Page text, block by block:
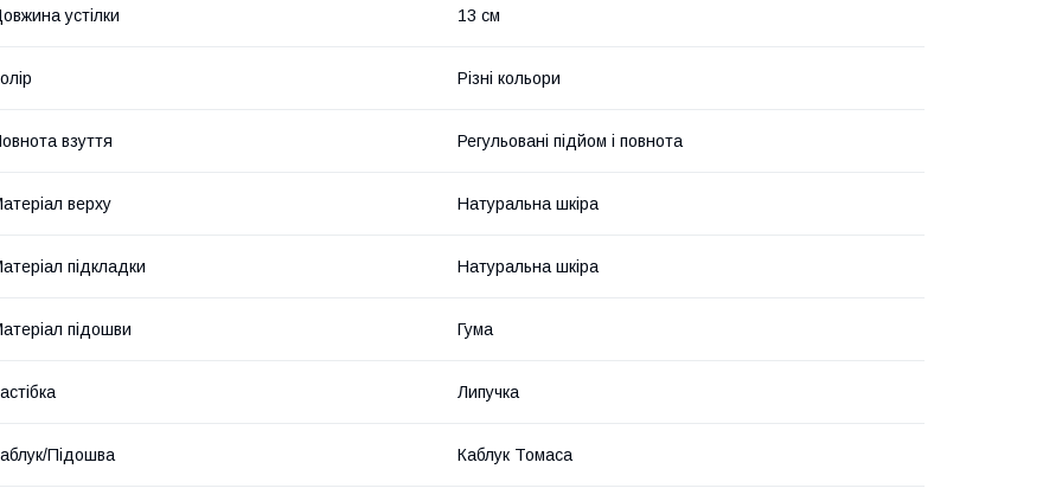
устілки 13 см
Різні кольори
взуття Регульовані підйом і повнота
верху Натуральна шкіра
підкладки Натуральна шкіра
підошви Гума
Липучка
Підошва Каблук Томаса